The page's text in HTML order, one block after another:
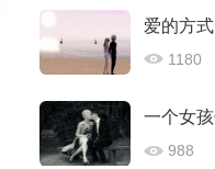
爱的方式
1180
988